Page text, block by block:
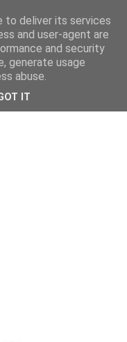
to deliver its services
and user-agent are
and security
generate usage
abuse.
IT